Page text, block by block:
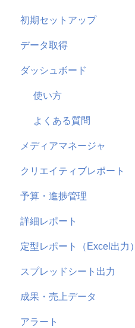
新機能
機能改善
仕様変更
初期セットアップ
データ取得
メディア共通
Google広告
Meta広告
TikTok広告
X広告
Microsoft広告
ダッシュボード
使い方
よくある質問
メディアマネージャ
使い方
よくある質問
クリエイティブレポート
使い方
よくある質問
予算・進捗管理
使い方
よくある質問
詳細レポート
使い方
よくある質問
定型レポート（Excel出力）
使い方
よくある質問
スプレッドシート出力
使い方
よくある質問
成果・売上データ
使い方
アラート